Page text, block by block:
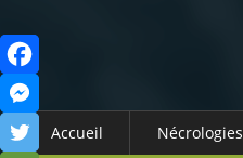
Accueil Nécrologies